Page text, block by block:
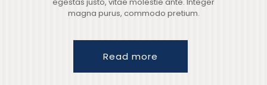
magna purus, commodo pretium.
Read more